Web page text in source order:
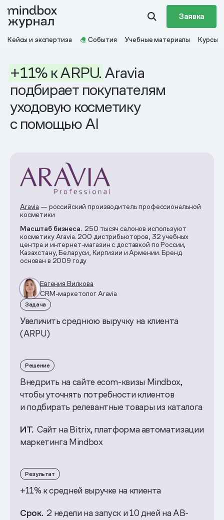
Заявка
Кейсы и экспертиза События Учебные материалы Курсы
+11% к ARPU. Aravia
подбирает покупателям
уходовую косметику
с помощью AI
Aravia — российский производитель профессиональной
косметики
Масштаб бизнеса. 250 тысяч салонов используют
косметику Aravia. 200 дистрибьюторов, 32 учебных
центра и интернет-магазин с доставкой по России,
Казахстану, Беларуси, Киргизии и Армении. Бренд
основан в 2009 году
Евгения Вилкова
CRM-маркетолог Aravia
Задача
Увеличить среднюю выручку на клиента
(ARPU)
Решение
Внедрить на сайте ecom-квизы Mindbox,
чтобы уточнять потребности клиентов
и подбирать релевантные товары из каталога
ИТ.Сайт на Bitrix, платформа автоматизации
маркетинга Mindbox
Результат
+11% к средней выручке на клиента
Срок. 2 недели на запуск и 10 дней на АВ-